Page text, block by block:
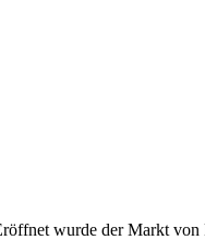
wurde der Markt